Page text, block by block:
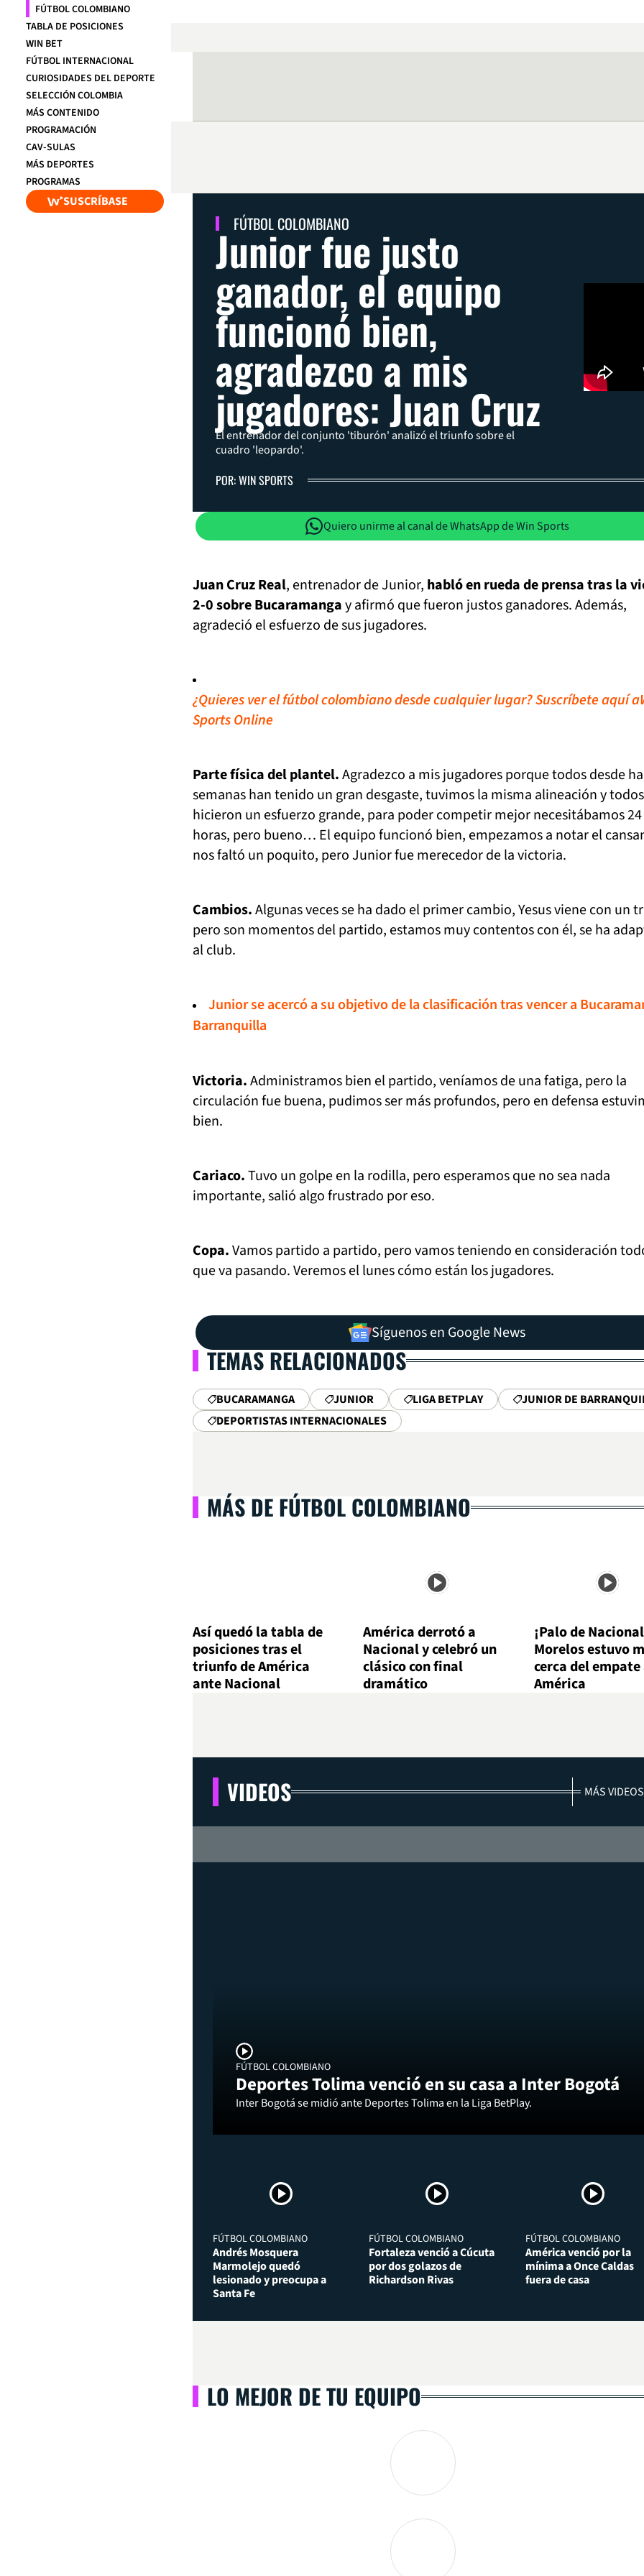
FÚTBOL COLOMBIANO
TABLA DE POSICIONES
WIN BET
FÚTBOL INTERNACIONAL
CURIOSIDADES DEL DEPORTE
SELECCIÓN COLOMBIA
MÁS CONTENIDO
PROGRAMACIÓN
CAV-SULAS
MÁS DEPORTES
PROGRAMAS
SUSCRÍBASE
FÚTBOL COLOMBIANO
Junior fue justo
ganador, el equipo
funcionó bien,
agradezco a mis
jugadores: Juan Cruz
El entrenador del conjunto 'tiburón' analizó el triunfo sobre el
cuadro 'leopardo'.
POR: WIN SPORTS
Quiero unirme al canal de WhatsApp de Win Sports
Juan Cruz Real, entrenador de Junior, habló en rueda de prensa tras la
2-0 sobre Bucaramangay afirmó que fueron justos ganadores. Además,
agradeció el esfuerzo de sus jugadores.
¿Quieres ver el fútbol colombiano desde cualquier lugar? Suscríbete aquí
Sports Online
Parte física del plantel.Agradezco a mis jugadores porque todos desde
semanas han tenido un gran desgaste, tuvimos la misma alineación y todos
hicieron un esfuerzo grande, para poder competir mejor necesitábamos 24
horas, pero bueno… El equipo funcionó bien, empezamos a notar el
nos faltó un poquito, pero Junior fue merecedor de la victoria.
Cambios.Algunas veces se ha dado el primer cambio, Yesus viene con un
pero son momentos del partido, estamos muy contentos con él, se ha
al club.
Junior se acercó a su objetivo de la clasificación tras vencer a
Barranquilla
Victoria.Administramos bien el partido, veníamos de una fatiga, pero la
circulación fue buena, pudimos ser más profundos, pero en defensa
bien.
Cariaco.Tuvo un golpe en la rodilla, pero esperamos que no sea nada
importante, salió algo frustrado por eso.
Copa.Vamos partido a partido, pero vamos teniendo en consideración
que va pasando. Veremos el lunes cómo están los jugadores.
Síguenos en Google News
TEMAS RELACIONADOS
BUCARAMANGA JUNIOR LIGA BETPLAY
JUNIOR DE
DEPORTISTAS INTERNACIONALES
MÁS DE FÚTBOL COLOMBIANO
Así quedó la tabla de
posiciones tras el
triunfo de América
ante Nacional
América derrotó a
Nacional y celebró un
clásico con final
dramático
¡Palo de
Morelos estuvo
cerca del
América
VIDEOS MÁS VIDEOS
FÚTBOL COLOMBIANO
Deportes Tolima venció en su casa a Inter Bogotá
Inter Bogotá se midió ante Deportes Tolima en la Liga BetPlay.
FÚTBOL COLOMBIANO
Andrés Mosquera
Marmolejo quedó
lesionado y preocupa a
Santa Fe
FÚTBOL COLOMBIANO
Fortaleza venció a Cúcuta
por dos golazos de
Richardson Rivas
FÚTBOL COLOMBIANO
América venció por la
mínima a Once Caldas
fuera de casa
LO MEJOR DE TU EQUIPO